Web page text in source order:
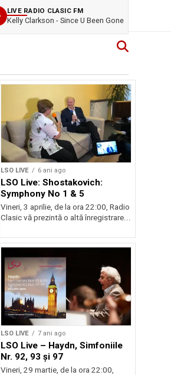
LIVE RADIO CLASIC FM
Kelly Clarkson - Since U Been Gone
LSO LIVE 6 ani ago
LSO Live: Shostakovich:
Symphony No 1 & 5
Vineri, 3 aprilie, de la ora 22:00, Radio
Clasic vă prezintă o altă înregistrare...
LSO LIVE 7 ani ago
LSO Live – Haydn, Simfoniile
Nr. 92, 93 și 97
Vineri, 29 martie, de la ora 22:00,